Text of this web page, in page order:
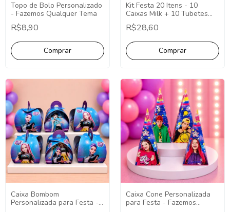
Topo de Bolo Personalizado
- Fazemos Qualquer Tema
R$8,90
Kit Festa 20 Itens - 10
Caixas Milk + 10 Tubetes
Personalizados -
Lembrancinha Temática
R$28,60
Caixa Bombom
Personalizada para Festa -
Caixa Cone Personalizada
para Festa - Fazemos